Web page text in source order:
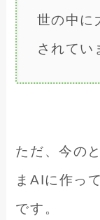
世の中に
されてい
ただ、今の
まAIに作っ
です。